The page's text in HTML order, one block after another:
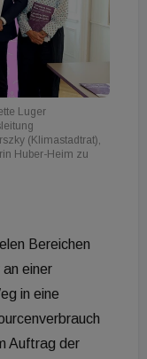
Luger
(Klimastadtrat),
Huber-Heim zu
Bereichen
einer
in eine
Auftrag der